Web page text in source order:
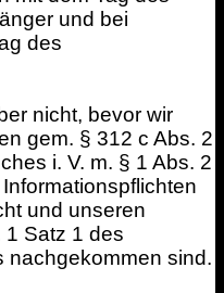
und bei
des
nicht, bevor wir
gem. § 312 c Abs. 2
i. V. m. § 1 Abs. 2
und unseren
1 Satz 1 des
nachgekommen sind.